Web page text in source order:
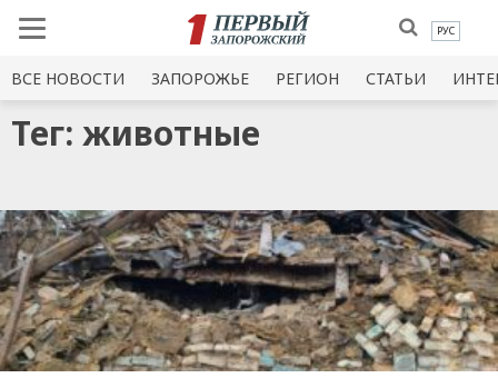
РУС
ВСЕ НОВОСТИ ЗАПОРОЖЬЕ РЕГИОН СТАТЬИ
Тег: животные